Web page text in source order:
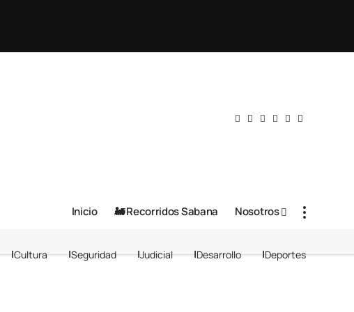
Inicio 🚂 Recorridos Sabana Nosotros
Cultura Seguridad Judicial Desarrollo Deportes